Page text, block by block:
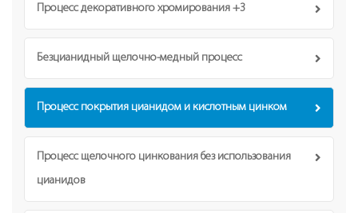
Процесс декоративного хромирования +3
Безцианидный щелочно-медный процесс
Процесс покрытия цианидом и кислотным цинком
Процесс щелочного цинкования без использования
цианидов